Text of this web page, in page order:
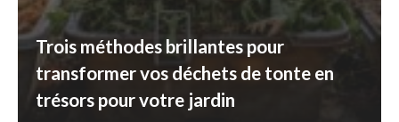
Trois méthodes brillantes pour
transformer vos déchets de tonte en
trésors pour votre jardin